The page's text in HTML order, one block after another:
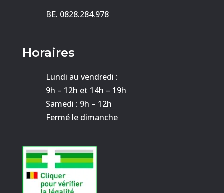
BE. 0828.284.978
Horaires
Lundi au vendredi :
9h – 12h et 14h – 19h
Samedi : 9h – 12h
Fermé le dimanche